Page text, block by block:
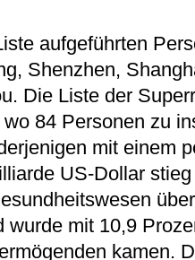
aufgeführten
Shenzhen,
Die Liste der
84 Personen zu
mit einem
US-Dollar
wurde mit 10,9
kamen.